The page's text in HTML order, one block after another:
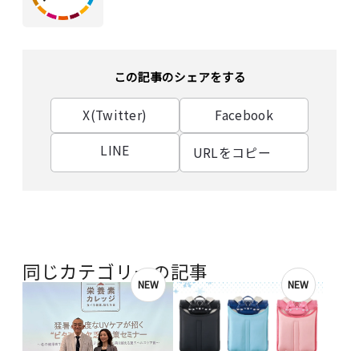
この記事のシェアをする
X(Twitter)
Facebook
LINE
URLをコピー
同じカテゴリーの記事
NEW NEW